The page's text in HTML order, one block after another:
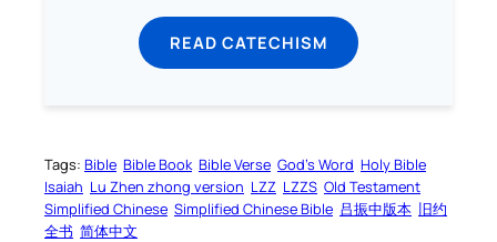
READ CATECHISM
Tags: Bible Bible Book Bible Verse God’s Word Holy Bible
Isaiah Lu Zhen zhong version LZZ LZZS Old Testament
Simplified Chinese Simplified Chinese Bible 吕振中版本 旧约
全书 简体中文